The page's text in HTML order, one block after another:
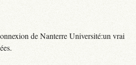
de Nanterre Université:un vrai